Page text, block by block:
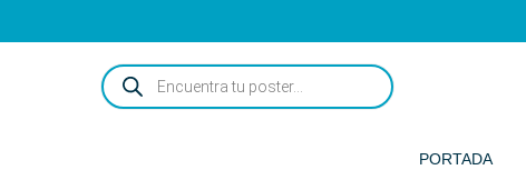
ENCUENTRA
TU
POSTER...
PORTADA